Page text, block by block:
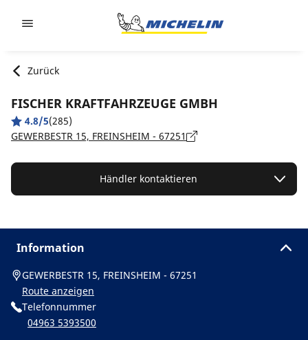
Zurück
FISCHER KRAFTFAHRZEUGE GMBH
4.8/5(285)
GEWERBESTR 15, FREINSHEIM - 67251
Händler kontaktieren
Information
GEWERBESTR 15, FREINSHEIM - 67251
Route anzeigen
Telefonnummer
04963 5393500